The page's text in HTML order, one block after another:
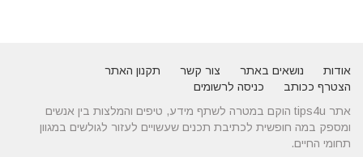
אודות נושאים באתר צור קשר
תקנון האתר
הצטרף ככותב
כניסה לרשומים
אתר tips4u הוקם במטרה לשתף מידע, טיפים והמלצות בין אנשים
ומספק במה חופשית לכתיבת תכנים שעשויים לעזור לגולשים במגוון
תחומי החיים.